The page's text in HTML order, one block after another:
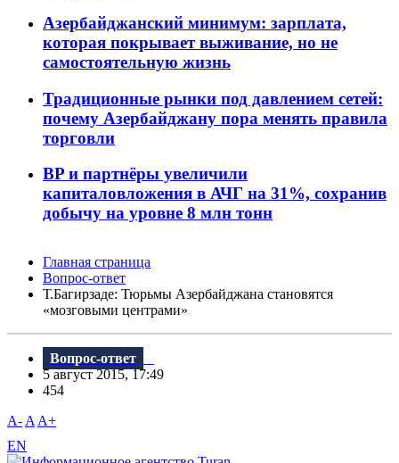
Азербайджанский минимум: зарплата,
которая покрывает выживание, но не
самостоятельную жизнь
Традиционные рынки под давлением сетей:
почему Азербайджану пора менять правила
торговли
BP и партнёры увеличили
капиталовложения в АЧГ на 31%, сохранив
добычу на уровне 8 млн тонн
Главная страница
Вопрос-ответ
Т.Багирзаде: Тюрьмы Азербайджана становятся
«мозговыми центрами»
Вопрос-ответ
5 август 2015, 17:49
454
A- A A+
EN